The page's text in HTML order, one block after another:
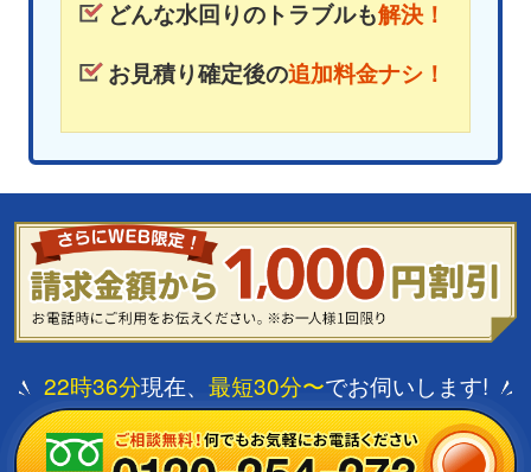
どんな水回りのトラブルも解決！
お見積り確定後の追加料金ナシ！
22時36分現在、 最短30分〜でお伺いします!